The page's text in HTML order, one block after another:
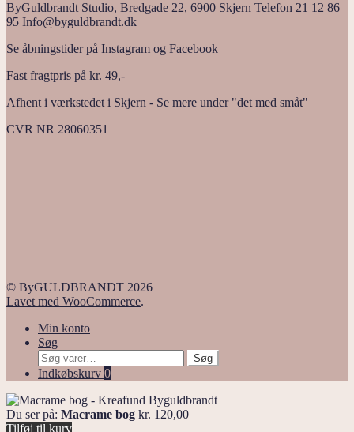
ByGuldbrandt Studio, Bredgade 22, 6900 Skjern Telefon 21 12 86
95 Info@byguldbrandt.dk
Se åbningstider på Instagram og Facebook
Fast fragtpris på kr. 49,-
Afhent i værkstedet i Skjern - Se mere under "det med småt"
CVR NR 28060351
© ByGULDBRANDT 2026
Lavet med WooCommerce.
Min konto
Søg
Søg
efter:
Søg
Indkøbskurv 0
Du ser på: Macrame bog kr. 120,00
Tilføj til kurv